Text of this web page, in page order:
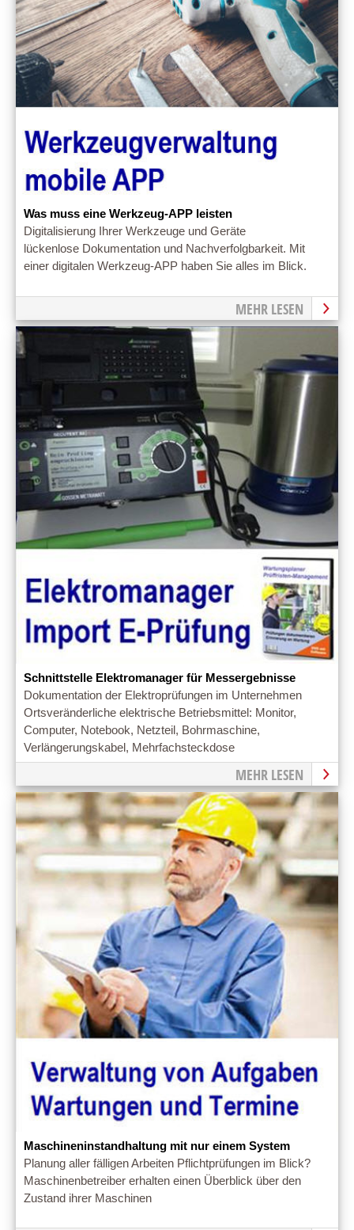
Was muss eine Werkzeug-APP leisten
Digitalisierung Ihrer Werkzeuge und Geräte
lückenlose Dokumentation und Nachverfolgbarkeit. Mit
einer digitalen Werkzeug-APP haben Sie alles im Blick.
MEHR LESEN
Schnittstelle Elektromanager für Messergebnisse
Dokumentation der Elektroprüfungen im Unternehmen
Ortsveränderliche elektrische Betriebsmittel: Monitor,
Computer, Notebook, Netzteil, Bohrmaschine,
Verlängerungskabel, Mehrfachsteckdose
MEHR LESEN
Maschineninstandhaltung mit nur einem System
Planung aller fälligen Arbeiten Pflichtprüfungen im Blick?
Maschinenbetreiber erhalten einen Überblick über den
Zustand ihrer Maschinen